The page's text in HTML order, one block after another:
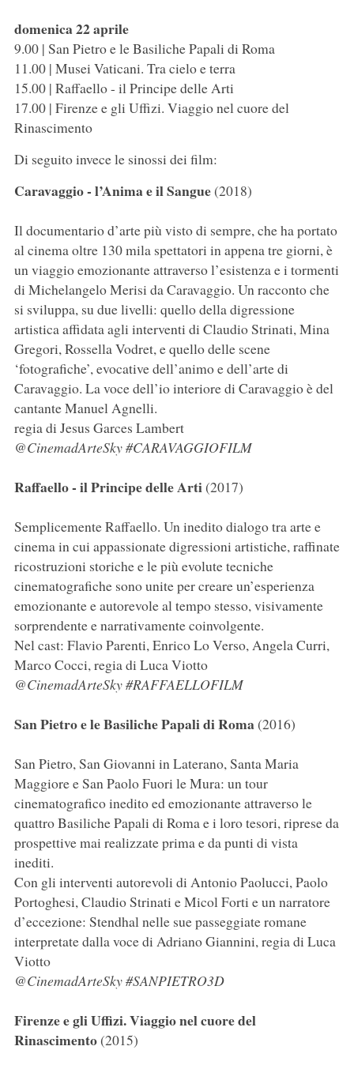
domenica 22 aprile
9.00 | San Pietro e le Basiliche Papali di Roma
11.00 | Musei Vaticani. Tra cielo e terra
15.00 | Raffaello - il Principe delle Arti
17.00 | Firenze e gli Uffizi. Viaggio nel cuore del
Rinascimento
Di seguito invece le sinossi dei film:
Caravaggio - l’Anima e il Sangue(2018)
Il documentario d’arte più visto di sempre, che ha portato
al cinema oltre 130 mila spettatori in appena tre giorni, è
un viaggio emozionante attraverso l’esistenza e i tormenti
di Michelangelo Merisi da Caravaggio. Un racconto che
si sviluppa, su due livelli: quello della digressione
artistica affidata agli interventi di Claudio Strinati, Mina
Gregori, Rossella Vodret, e quello delle scene
‘fotografiche’, evocative dell’animo e dell’arte di
Caravaggio. La voce dell’io interiore di Caravaggio è del
cantante Manuel Agnelli.
regia di Jesus Garces Lambert
@CinemadArteSky #CARAVAGGIOFILM
Raffaello - il Principe delle Arti(2017)
Semplicemente Raffaello. Un inedito dialogo tra arte e
cinema in cui appassionate digressioni artistiche, raffinate
ricostruzioni storiche e le più evolute tecniche
cinematografiche sono unite per creare un’esperienza
emozionante e autorevole al tempo stesso, visivamente
sorprendente e narrativamente coinvolgente.
Nel cast: Flavio Parenti, Enrico Lo Verso, Angela Curri,
Marco Cocci, regia di Luca Viotto
@CinemadArteSky #RAFFAELLOFILM
San Pietro e le Basiliche Papali di Roma(2016)
San Pietro, San Giovanni in Laterano, Santa Maria
Maggiore e San Paolo Fuori le Mura: un tour
cinematografico inedito ed emozionante attraverso le
quattro Basiliche Papali di Roma e i loro tesori, riprese da
prospettive mai realizzate prima e da punti di vista
inediti.
Con gli interventi autorevoli di Antonio Paolucci, Paolo
Portoghesi, Claudio Strinati e Micol Forti e un narratore
d’eccezione: Stendhal nelle sue passeggiate romane
interpretate dalla voce di Adriano Giannini, regia di Luca
Viotto
@CinemadArteSky #SANPIETRO3D
Firenze e gli Uffizi. Viaggio nel cuore del
Rinascimento(2015)